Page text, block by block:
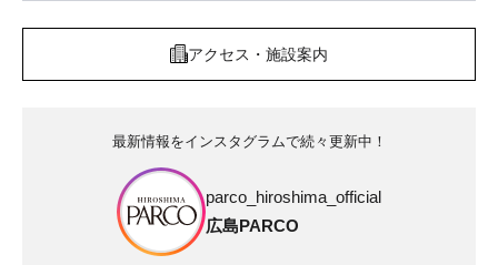
アクセス・施設案内
最新情報をインスタグラムで続々更新中！
parco_hiroshima_official
広島PARCO